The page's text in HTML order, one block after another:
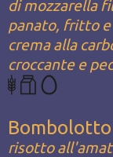
di mozzarella
panato, fritto
crema alla
croccante e
risotto